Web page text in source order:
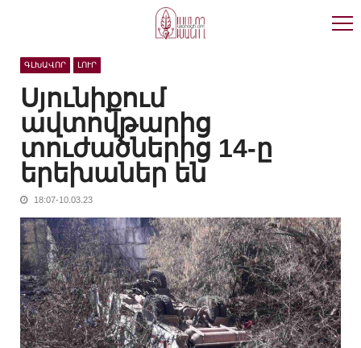
ԳԼԽԱՎՈՐ ԼՈՒՐ
Սյունիքում
ավտովթարից
տուժածներից 14-ը
երեխաներ են
18:07-10.03.23